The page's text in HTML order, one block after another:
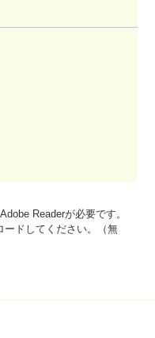
Readerが必要です。
ードしてください。（無